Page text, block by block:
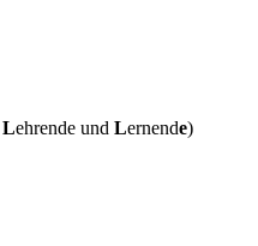
Lehrende und Lernende)